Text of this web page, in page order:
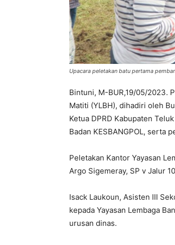
Upacara peletakan batu pertama
Bintuni, M-BUR,19/05/2023.
Matiti (YLBH), dihadiri oleh
Ketua DPRD Kabupaten
Badan KESBANGPOL, serta
Peletakan Kantor Yayasan
Argo Sigemeray, SP v Jalur
Isack Laukoun, Asisten III
kepada Yayasan Lembaga
urusan dinas.